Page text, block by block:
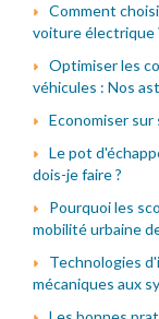
Comment
voiture électrique
Optimiser les
véhicules : Nos
Economiser sur
Le pot
dois-je faire ?
Pourquoi les
mobilité urbaine
Technologies
mécaniques aux